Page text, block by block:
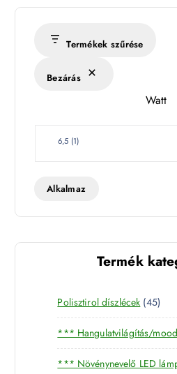
é
s
k
Termékek szűrése
Bezárás
Watt
W
t
6,5 (1)
Alkalmaz
Termék
Polisztirol díszlécek 454
5
t
e
r
*** Hangulatvilágítás/
*** Növénynevelő LED